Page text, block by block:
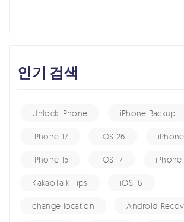
인기 검색
Unlock iPhone iPhone Backup
iPhone 17 iOS 26
iPhone 15 iOS 17 iPhone
KakaoTalk Tips iOS 16
change location Android